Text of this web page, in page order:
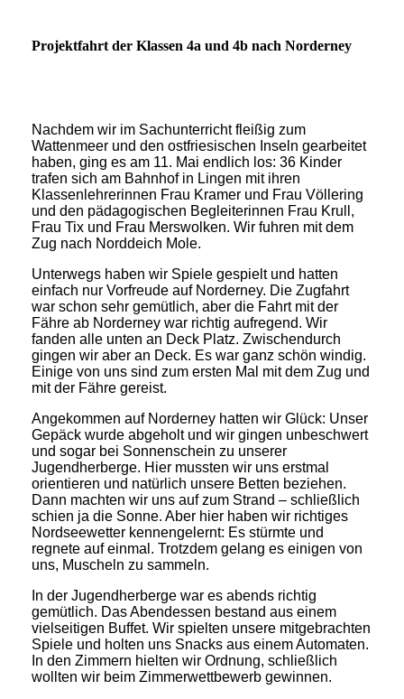
Projektfahrt der Klassen 4a und 4b nach Norderney
Nachdem wir im Sachunterricht fleißig zum
Wattenmeer und den ostfriesischen Inseln gearbeitet
haben, ging es am 11. Mai endlich los: 36 Kinder
trafen sich am Bahnhof in Lingen mit ihren
Klassenlehrerinnen Frau Kramer und Frau Völlering
und den pädagogischen Begleiterinnen Frau Krull,
Frau Tix und Frau Merswolken. Wir fuhren mit dem
Zug nach Norddeich Mole.
Unterwegs haben wir Spiele gespielt und hatten
einfach nur Vorfreude auf Norderney. Die Zugfahrt
war schon sehr gemütlich, aber die Fahrt mit der
Fähre ab Norderney war richtig aufregend. Wir
fanden alle unten an Deck Platz. Zwischendurch
gingen wir aber an Deck. Es war ganz schön windig.
Einige von uns sind zum ersten Mal mit dem Zug und
mit der Fähre gereist.
Angekommen auf Norderney hatten wir Glück: Unser
Gepäck wurde abgeholt und wir gingen unbeschwert
und sogar bei Sonnenschein zu unserer
Jugendherberge. Hier mussten wir uns erstmal
orientieren und natürlich unsere Betten beziehen.
Dann machten wir uns auf zum Strand – schließlich
schien ja die Sonne. Aber hier haben wir richtiges
Nordseewetter kennengelernt: Es stürmte und
regnete auf einmal. Trotzdem gelang es einigen von
uns, Muscheln zu sammeln.
In der Jugendherberge war es abends richtig
gemütlich. Das Abendessen bestand aus einem
vielseitigen Buffet. Wir spielten unsere mitgebrachten
Spiele und holten uns Snacks aus einem Automaten.
In den Zimmern hielten wir Ordnung, schließlich
wollten wir beim Zimmerwettbewerb gewinnen.